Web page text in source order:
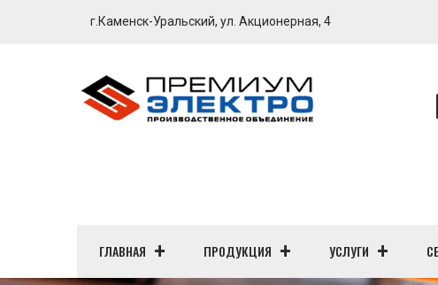
г.Каменск-Уральский, ул. Акционерная, 4
ГЛАВНАЯ ПРОДУКЦИЯ УСЛУГИ